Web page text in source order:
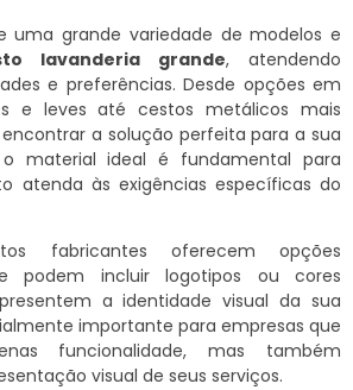
uma grande variedade de modelos e
lavanderia grande, atendendo
e preferências. Desde opções em
e leves até cestos metálicos mais
a solução perfeita para a sua
o material ideal é fundamental para
atenda às exigências específicas do
fabricantes oferecem opções
podem incluir logotipos ou cores
a identidade visual da sua
importante para empresas que
funcionalidade, mas também
visual de seus serviços.